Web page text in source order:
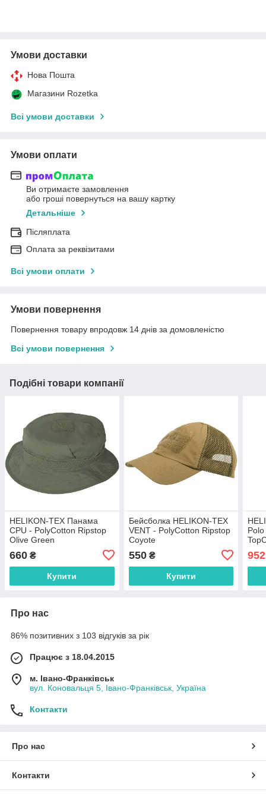
Умови доставки
Нова Пошта
Магазини Rozetka
Всі умови доставки
Умови оплати
Ви отримаєте замовлення
або гроші повернуться на вашу картку
Детальніше
Післяплата
Оплата за реквізитами
Всі умови оплати
Умови повернення
Повернення товару впродовж 14 днів за домовленістю
Всі умови повернення
Подібні товари компанії
HELIKON-TEX Панама
CPU - PolyCotton Ripstop
Olive Green
660 ₴
Купити
Бейсболка HELIKON-TEX
VENT - PolyCotton Ripstop
Coyote
550₴
Купити
952
Про нас
86% позитивних з 103 відгуків за рік
Працює з 18.04.2015
м. Івано-Франківськ
вул. Коновальця 5, Івано-Франківськ, Україна
Контакти
Про нас
Контакти